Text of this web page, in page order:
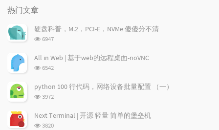
门
文
章
热门文章
硬盘科普，M.2，PCI-E，NVMe 傻傻分不清
浏
次
6947
All in Web | 基于web的远程桌面-noVNC
浏
次
6542
python 100 行代码，网络设备批量配置 （一）
浏
次
3972
Next Terminal | 开源 轻量 简单的堡垒机
浏
3820